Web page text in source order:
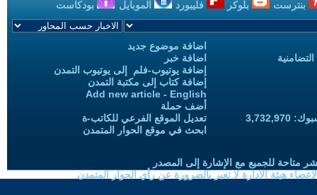
بنترست بلوكر فليبورد الموبايل بودكاست
اضافة موضوع جديد
اضافة خبر
إضافة يوتيوب-فلم إلى يوتيوب التمدن
إضافة كتاب إلى مكتبة التمدن
Add new article - English
أضف حملة
تعديل الموقع الفرعي للكاتب-ة
ابحث في موقع الحوار المتمدن
متاحة للجميع مع الإشارة إلى المصدر
هيئة الادارة لا تعبر بالضرورة عن رأي الحوار المتمدن